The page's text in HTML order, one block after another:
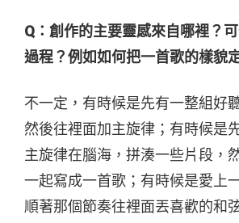
Q：創作的主要靈感來自哪裡？
過程？例如如何把一首歌的樣貌
不一定，有時候是先有一整組好
然後往裡面加主旋律；有時候是
主旋律在腦海，拼湊一些片段，
一起寫成一首歌；有時候是愛上
順著那個節奏往裡面丟喜歡的和